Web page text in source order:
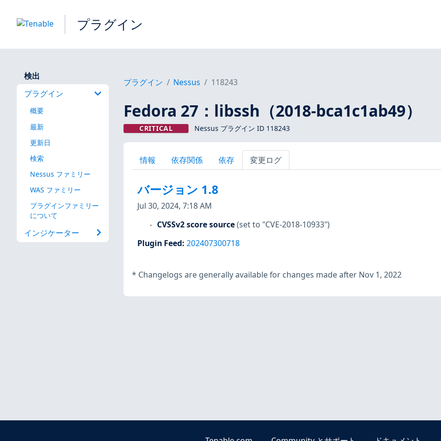
プラグイン
検出
プラグイン
概要
最新
更新日
検索
Nessus ファミリー
WAS ファミリー
プラグインファミリー
について
インジケーター
プラグイン Nessus 118243
Fedora 27：libssh（2018-bca1c1ab49）
CRITICAL Nessus プラグイン ID 118243
情報 依存関係 依存 変更ログ
バージョン 1.8
Jul 30, 2024, 7:18 AM
CVSSv2 score source(set to "CVE-2018-10933")
Plugin Feed: 202407300718
* Changelogs are generally available for changes made after Nov 1, 2022